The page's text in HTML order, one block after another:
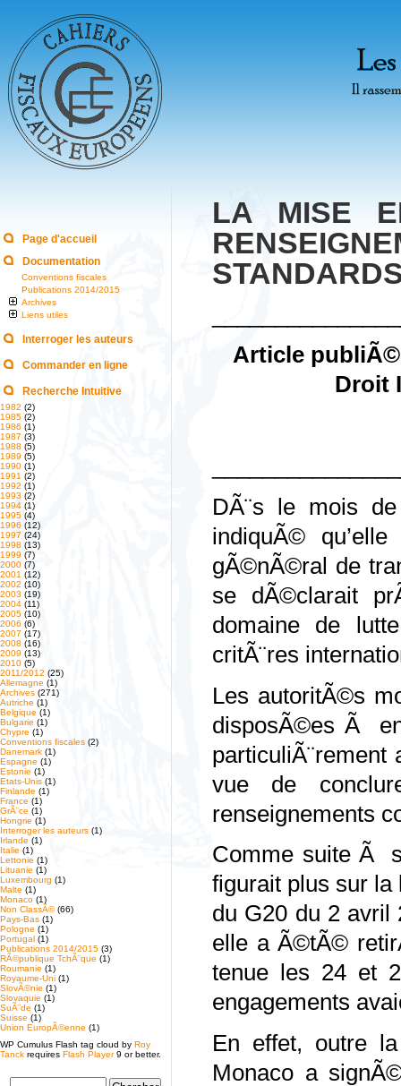
Page d'accueil
Documentation
Conventions fiscales
Publications 2014/2015
Archives
Liens utiles
Interroger les auteurs
Commander en ligne
Recherche Intuitive
1982 (2)
1985 (2)
1986 (1)
1987 (3)
1988 (5)
1989 (5)
1990 (1)
1991 (2)
1992 (1)
1993 (2)
1994 (1)
1995 (4)
1996 (12)
1997 (24)
1998 (13)
1999 (7)
2000 (7)
2001 (12)
2002 (10)
2003 (19)
2004 (11)
2005 (10)
2006 (6)
2007 (17)
2008 (16)
2009 (13)
2010 (5)
2011/2012 (25)
Allemagne (1)
Archives (271)
Autriche (1)
Belgique (1)
Bulgarie (1)
Chypre (1)
Conventions fiscales (2)
Danemark (1)
Espagne (1)
Estonie (1)
Etats-Unis (1)
Finlande (1)
France (1)
GrÃ¨ce (1)
Hongrie (1)
Interroger les auteurs (1)
Irlande (1)
Italie (1)
Lettonie (1)
Lituanie (1)
Luxembourg (1)
Malte (1)
Monaco (1)
Non ClassÃ©(66)
Pays-Bas (1)
Pologne (1)
Portugal (1)
Publications 2014/2015 (3)
RÃ©publique TchÃ¨que (1)
Roumanie (1)
Royaume-Uni (1)
SlovÃ©nie (1)
Slovaquie (1)
SuÃ¨de (1)
Suisse (1)
Union EuropÃ©enne (1)
WP Cumulus Flash tag cloud by Roy
Tanck requires Flash Player9 or better.
LA MISE
Article
Droit
DÃ¨s le mois
indiquÃ©
gÃ©nÃ©ral de
se dÃ©clarait
domaine de
critÃ¨res
Les autoritÃ©s
disposÃ©es Ã
vue de
renseignements
Comme suite Ã
figurait plus sur la
du G20 du 2 avril
elle a Ã©tÃ©
tenue les 24 et
engagements
En effet, outre
Monaco a